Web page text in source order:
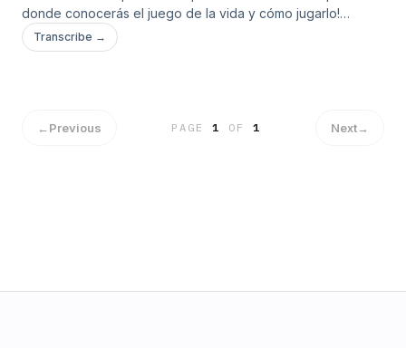
donde conocerás el juego de la vida y cómo jugarlo!
Conocerás las reglas universales y los ejercicios para lograr
sacar a flote la mejor version de ti para que logres tu
Transcribe →
←Previous PAGE1 OF 1 Next→